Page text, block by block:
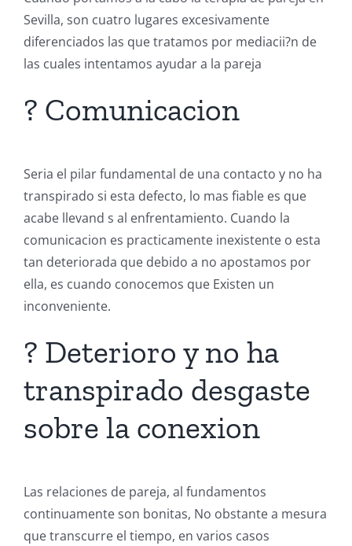
Sevilla, son cuatro lugares excesivamente
diferenciados las que tratamos por mediacii?n de
las cuales intentamos ayudar a la pareja
? Comunicacion
Seria el pilar fundamental de una contacto y no ha
transpirado si esta defecto, lo mas fiable es que
acabe llevand s al enfrentamiento. Cuando la
comunicacion es practicamente inexistente o esta
tan deteriorada que debido a no apostamos por
ella, es cuando conocemos que Existen un
inconveniente.
? Deterioro y no ha
transpirado desgaste
sobre la conexion
Las relaciones de pareja, al fundamentos
continuamente son bonitas, No obstante a mesura
que transcurre el tiempo, en varios casos